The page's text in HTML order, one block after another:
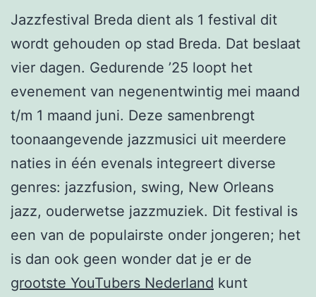
Jazzfestival Breda dient als 1 festival dit
wordt gehouden op stad Breda. Dat beslaat
vier dagen. Gedurende ’25 loopt het
evenement van negenentwintig mei maand
t/m 1 maand juni. Deze samenbrengt
toonaangevende jazzmusici uit meerdere
naties in één evenals integreert diverse
genres: jazzfusion, swing, New Orleans
jazz, ouderwetse jazzmuziek. Dit festival is
een van de populairste onder jongeren; het
is dan ook geen wonder dat je er de
grootste YouTubers Nederland kunt